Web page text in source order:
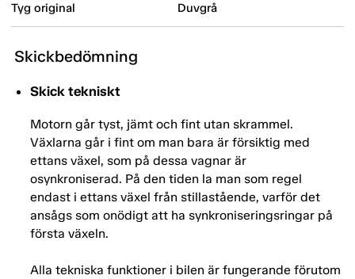
Tyg original Duvgrå
Skickbedömning
Skick tekniskt
Motorn går tyst, jämt och fint utan skrammel.
Växlarna går i fint om man bara är försiktig med
ettans växel, som på dessa vagnar är
osynkroniserad. På den tiden la man som regel
endast i ettans växel från stillastående, varför det
ansågs som onödigt att ha synkroniseringsringar på
första växeln.
Alla tekniska funktioner i bilen är fungerande förutom